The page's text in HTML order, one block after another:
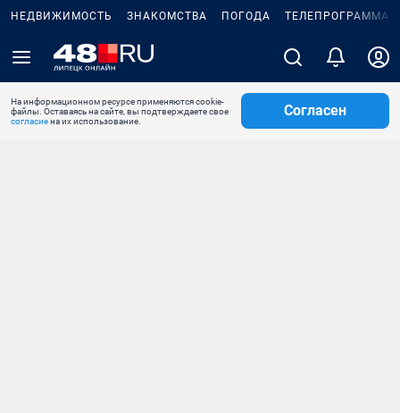
НЕДВИЖИМОСТЬ ЗНАКОМСТВА ПОГОДА ТЕЛЕПРОГРАММА
На информационном ресурсе применяются cookie-
файлы. Оставаясь на сайте, вы подтверждаете свое
согласиена их использование.
Согласен